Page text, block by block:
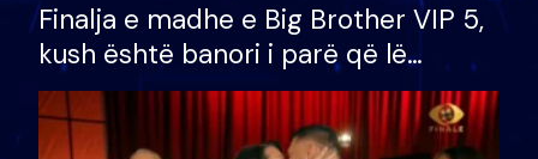
Finalja e madhe e Big Brother VIP 5,
kush është banori i parë që lë
shtëpinë dhe humb mundësinë për
të fituar çmimin e madh